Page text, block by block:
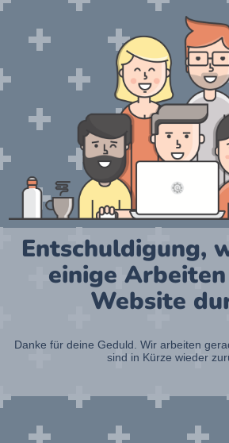
Entschuldigung,
einige
Website
Danke für deine Geduld. Wir arbeiten
sind in Kürze wieder